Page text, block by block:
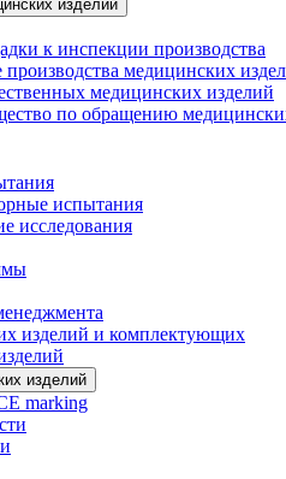
изделий
к инспекции производства
медицинских
медицинских изделий
по обращению
испытания
исследования
изделий и комплектующих
изделий
marking